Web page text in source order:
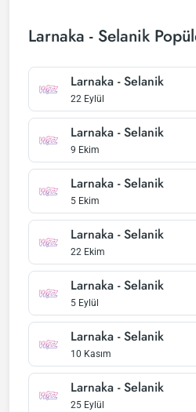
Larnaka - Selanik
Larnaka - Selanik
22 Eylül
Larnaka - Selanik
9 Ekim
Larnaka - Selanik
5 Ekim
Larnaka - Selanik
22 Ekim
Larnaka - Selanik
5 Eylül
Larnaka - Selanik
10 Kasım
Larnaka - Selanik
25 Eylül